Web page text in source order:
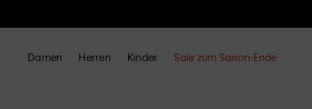
Damen Herren Kinder Sale zum Saison-Ende